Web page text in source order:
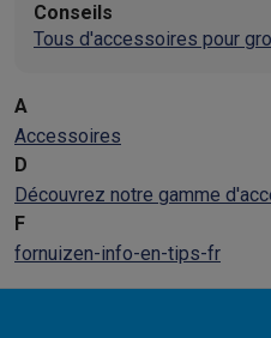
Conseils
Tous d'accessoires pour
A
Accessoires
D
Découvrez notre gamme
F
fornuizen-info-en-tips-fr